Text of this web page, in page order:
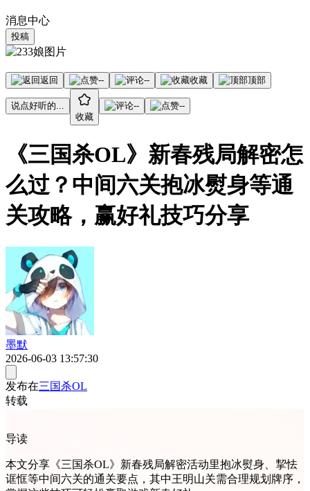
消息中心
投稿
返回 -- -- 收藏 顶部
说点好听的...
收藏
-- --
《三国杀OL》新春残局解密怎
么过？中间六关抱冰熨身等通
关攻略，赢好礼技巧分享
墨默
2026-06-03 13:57:30
发布在三国杀OL
转载
导读
本文分享《三国杀OL》新春残局解密活动里抱冰熨身、挈怯
诓恇等中间六关的通关要点，其中王明山关需合理规划牌序，